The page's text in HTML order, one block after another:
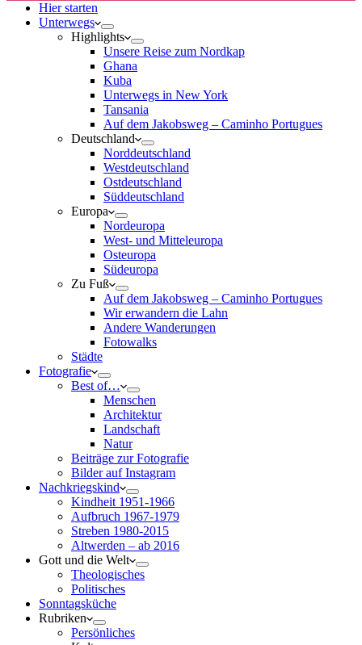
Hier starten
Unterwegs
Highlights
Unsere Reise zum Nordkap
Ghana
Kuba
Unterwegs in New York
Tansania
Auf dem Jakobsweg – Caminho Portugues
Deutschland
Norddeutschland
Westdeutschland
Ostdeutschland
Süddeutschland
Europa
Nordeuropa
West- und Mitteleuropa
Osteuropa
Südeuropa
Zu Fuß
Auf dem Jakobsweg – Caminho Portugues
Wir erwandern die Lahn
Andere Wanderungen
Fotowalks
Städte
Fotografie
Best of…
Menschen
Architektur
Landschaft
Natur
Beiträge zur Fotografie
Bilder auf Instagram
Nachkriegskind
Kindheit 1951-1966
Aufbruch 1967-1979
Streben 1980-2015
Altwerden – ab 2016
Gott und die Welt
Theologisches
Politisches
Sonntagsküche
Rubriken
Persönliches